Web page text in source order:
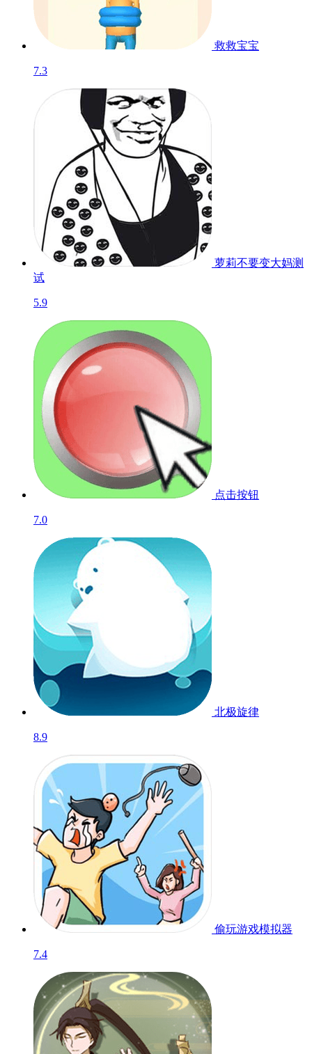
救救宝宝
7.3
萝莉不要变大妈测
试
5.9
点击按钮
7.0
北极旋律
8.9
偷玩游戏模拟器
7.4